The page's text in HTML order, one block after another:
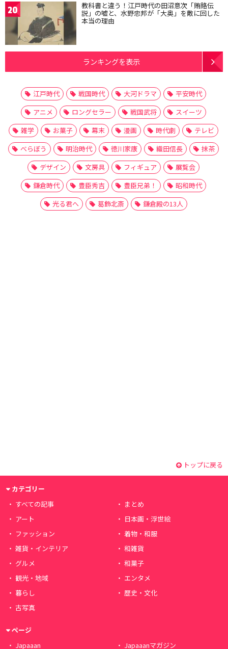
20 教科書と違う！江戸時代の田沼意次「賄賂伝
説」の嘘と、水野忠邦が「大奥」を敵に回した
本当の理由
ランキングを表示
江戸時代 戦国時代 大河ドラマ
平安時代
アニメ
ロングセラー 戦国武将
スイーツ
雑学
お菓子 幕末 漫画 時代劇
テレビ
べらぼう
明治時代 徳川家康 織田信長
抹茶
デザイン
文房具 フィギュア
展覧会
鎌倉時代
豊臣秀吉 豊臣兄弟！
昭和時代
光る君へ
葛飾北斎 鎌倉殿の13人
トップに戻る
カテゴリー
すべての記事
まとめ
アート
日本画・浮世絵
ファッション
着物・和服
雑貨・インテリア
和雑貨
グルメ
和菓子
観光・地域
エンタメ
暮らし
歴史・文化
古写真
ページ
Japaaan
Japaaanマガジン